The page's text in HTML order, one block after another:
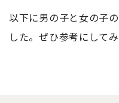
以下に男の子と女の子
した。ぜひ参考にしてみ